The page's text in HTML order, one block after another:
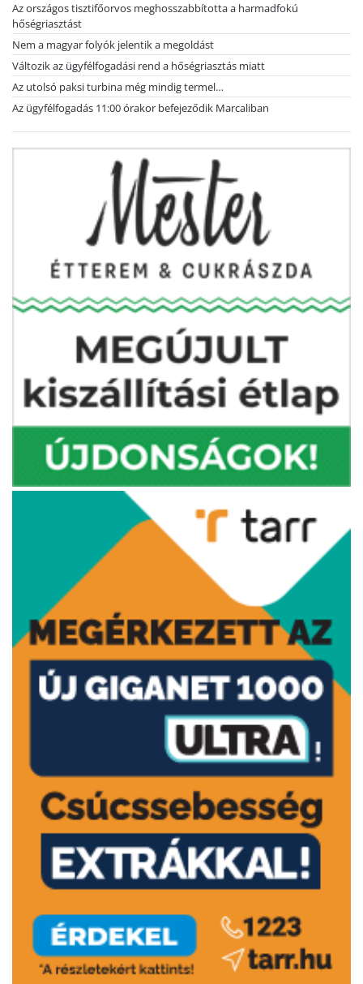
Az országos tisztifőorvos meghosszabbította a harmadfokú
hőségriasztást
Nem a magyar folyók jelentik a megoldást
Változik az ügyfélfogadási rend a hőségriasztás miatt
Az utolsó paksi turbina még mindig termel…
Az ügyfélfogadás 11:00 órakor befejeződik Marcaliban